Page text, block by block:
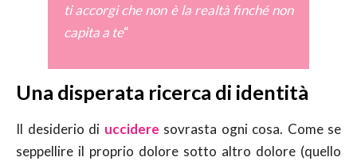
ti accorgi che non è la realtà finché non
capita a te“
Una disperata ricerca di identità
Il desiderio di uccidere sovrasta ogni cosa. Come se
seppellire il proprio dolore sotto altro dolore (quello